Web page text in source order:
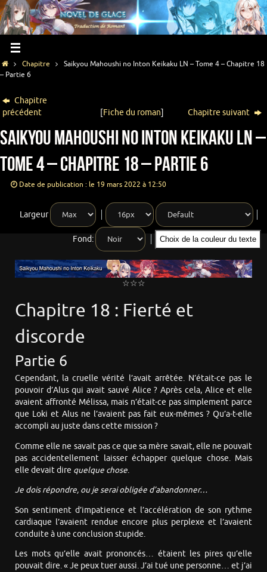
Chapitre
Saikyou Mahoushi no Inton Keikaku LN – Tome 4 – Chapitre 18
– Partie 6
Chapitre
précédent
[Fiche du roman] Chapitre suivant
Saikyou Mahoushi no Inton Keikaku LN –
Tome 4 – Chapitre 18 – Partie 6
Date de publication : le 19 mars 2022 à 12:50
Largeur
Fond: Choix de la couleur du texte
☆☆☆
Chapitre 18 : Fierté et
discorde
Partie 6
Cependant, la cruelle vérité l’avait arrêtée. N’était-ce pas le
pouvoir d’Alus qui avait sauvé Alice ? Après cela, Alice et elle
avaient affronté Mélissa, mais n’était-ce pas simplement parce
que Loki et Alus ne l’avaient pas fait eux-mêmes ? Qu’a-t-elle
accompli au juste dans cette mission ?
Comme elle ne savait pas ce que sa mère savait, elle ne pouvait
pas accidentellement laisser échapper quelque chose. Mais
elle devait dire quelque chose.
Je dois répondre, ou je serai obligée d’abandonner…
Son sentiment d’impatience et l’accélération de son rythme
cardiaque l’avaient rendue encore plus perplexe et l’avaient
conduite à une conclusion stupide.
Les mots qu’elle avait prononcés… étaient les pires qu’elle
pouvait dire. « Je peux tuer aussi. J’ai tué une personne… et j’ai